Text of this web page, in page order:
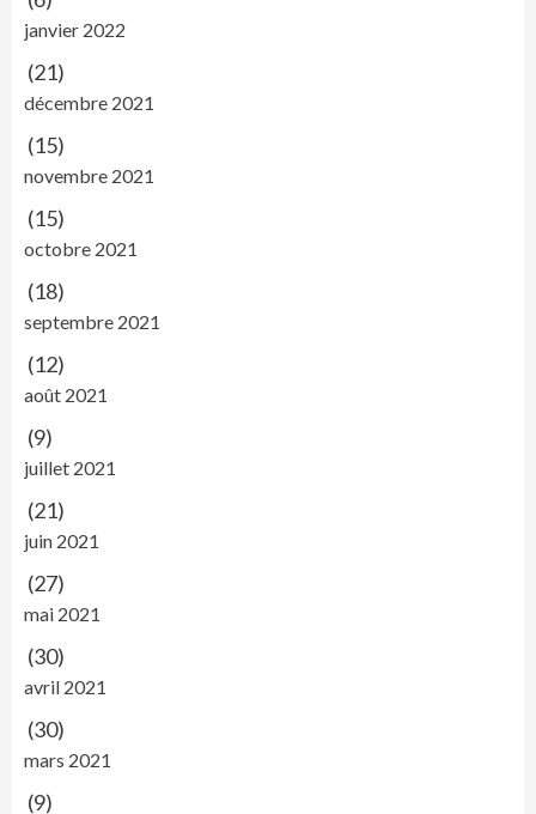
janvier 2022
(21)
décembre 2021
(15)
novembre 2021
(15)
octobre 2021
(18)
septembre 2021
(12)
août 2021
(9)
juillet 2021
(21)
juin 2021
(27)
mai 2021
(30)
avril 2021
(30)
mars 2021
(9)